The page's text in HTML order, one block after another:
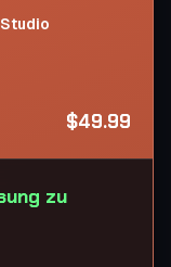
$49.99
zu